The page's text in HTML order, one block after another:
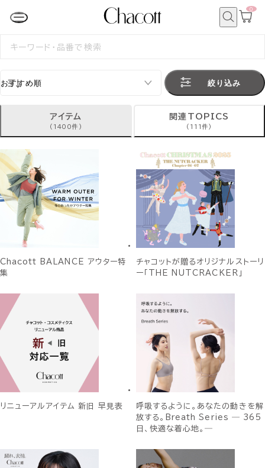
カ
0
検
絞り込み
アイテム
(1400件)
関連TOPICS
(111件)
Chacott BALANCE アウター特
集
チャコットが贈るオリジナルストーリ
ー「THE NUTCRACKER」
リニューアルアイテム 新旧 早見表
呼吸するように。あなたの動きを解
放する。Breath Series ― 365
日、快適な着心地。―